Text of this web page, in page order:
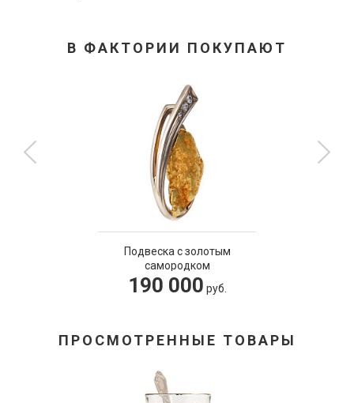
В ФАКТОРИИ ПОКУПАЮТ
Подвеска с золотым
самородком
190 000 руб.
ПРОСМОТРЕННЫЕ ТОВАРЫ